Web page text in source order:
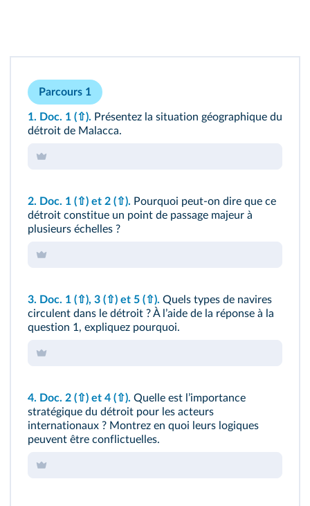
Parcours 1
1. Doc. 1 (⇧). Présentez la situation géographique du
détroit de Malacca.
2. Doc. 1 (⇧) et 2 (⇧). Pourquoi peut-on dire que ce
détroit constitue un point de passage majeur à
plusieurs échelles ?
3. Doc. 1 (⇧), 3 (⇧) et 5 (⇧). Quels types de navires
circulent dans le détroit ? À lʼaide de la réponse à la
question 1, expliquez pourquoi.
4. Doc. 2 (⇧) et 4 (⇧). Quelle est lʼimportance
stratégique du détroit pour les acteurs
internationaux ? Montrez en quoi leurs logiques
peuvent être conflictuelles.